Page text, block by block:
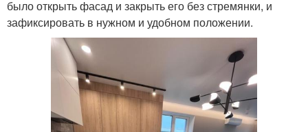
было открыть фасад и закрыть его без стремянки, и
зафиксировать в нужном и удобном положении.